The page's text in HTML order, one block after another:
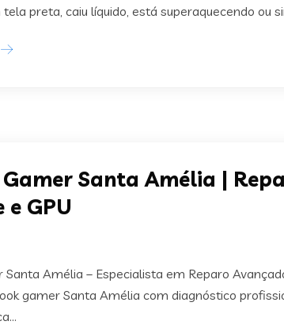
preta, caiu líquido, está superaquecendo ou
Santa Amélia |
e GPU
Santa Amélia – Especialista em Reparo
gamer Santa Amélia com diagnóstico